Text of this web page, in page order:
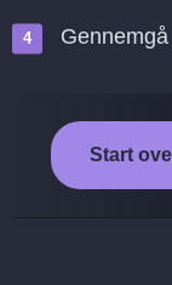
Start